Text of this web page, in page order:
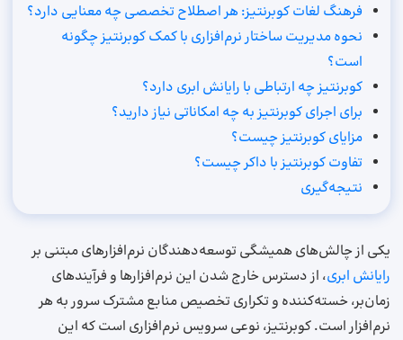
فرهنگ لغات کوبرنتیز: هر اصطلاح تخصصی چه معنایی دارد؟
نحوه مدیریت ساختار نرم‌افزاری با کمک کوبرنتیز چگونه
است؟
کوبرنتیز چه ارتباطی با رایانش ابری دارد؟
برای اجرای کوبرنتیز به چه امکاناتی نیاز دارید؟
مزایای کوبرنتیز چیست؟
تفاوت کوبرنتیز با داکر چیست؟
نتیجه‌گیری
یکی از چالش‌های همیشگی توسعه‌دهندگان نرم‌افزارهای مبتنی بر
رایانش ابری، از دسترس خارج شدن این نرم‌افزارها و فرآیندهای
زمان‌بر، خسته‌کننده و تکراری تخصیص منابع مشترک سرور به هر
نرم‌افزار است. کوبرنتیز، نوعی سرویس نرم‌افزاری است که این